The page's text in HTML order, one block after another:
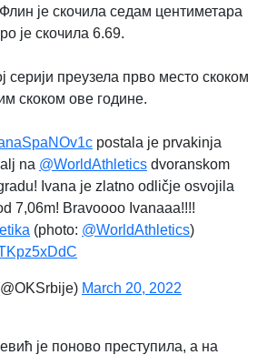
је скочила седам центиметара
је скочила 6.69.
серији преузела прво место скоком
скоком ове године.
postala je prvakinja
na @WorldAthletics dvoranskom
Ivana je zlatno odličje osvojila
7,06m! Bravoooo Ivanaaa!!!!
(photo: @WorldAthletics)
March 20, 2022
је поново преступила, а на